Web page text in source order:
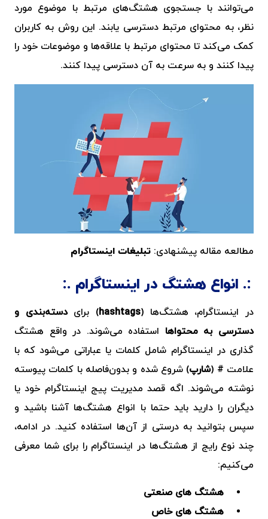
می‌توانند با جستجوی هشتگ‌های مرتبط با موضوع مورد
نظر، به محتوای مرتبط دسترسی یابند. این روش به کاربران
کمک می‌کند تا محتوای مرتبط با علاقه‌ها و موضوعات خود را
پیدا کنند و به سرعت به آن دسترسی پیدا کنند.
مطالعه مقاله پیشنهادی: تبلیغات اینستاگرام
انواع هشتگ در اینستاگرام
در اینستاگرام، هشتگ‌ها (hashtags) برایدسته‌بندی و
دسترسی به محتواها استفاده می‌شوند. در واقع هشتگ‌
گذاری در اینستاگرام شامل کلمات یا عباراتی می‌شود که با
علامت # (شارپ) شروع شده و بدون‌فاصله با کلمات پیوسته
نوشته می‌شوند. اگه قصد مدیریت پیج اینستاگرام خود یا
دیگران را دارید باید حتما با انواع هشتگ‌ها آشنا باشید و
سپس بتوانید به درستی از آن‌ها استفاده کنید. در ادامه،
چند نوع رایج از هشتگ‌ها در اینستاگرام را برای شما معرفی
می‌کنیم:
هشتگ های صنعتی
هشتگ های خاص